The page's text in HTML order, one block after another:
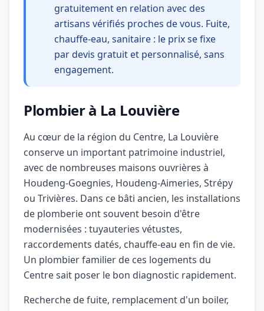
gratuitement en relation avec des
artisans vérifiés proches de vous. Fuite,
chauffe-eau, sanitaire : le prix se fixe
par devis gratuit et personnalisé, sans
engagement.
Plombier à La Louvière
Au cœur de la région du Centre, La Louvière
conserve un important patrimoine industriel,
avec de nombreuses maisons ouvrières à
Houdeng-Goegnies, Houdeng-Aimeries, Strépy
ou Trivières. Dans ce bâti ancien, les installations
de plomberie ont souvent besoin d'être
modernisées : tuyauteries vétustes,
raccordements datés, chauffe-eau en fin de vie.
Un plombier familier de ces logements du
Centre sait poser le bon diagnostic rapidement.
Recherche de fuite, remplacement d'un boiler,